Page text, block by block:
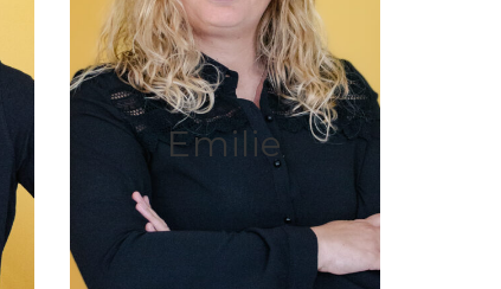
Emilie
données.
Exploite les données pour
fournir des insights précis et
actionnables grâce à des
techniques avancées
d’analyse statistique et de
visualisation de données.